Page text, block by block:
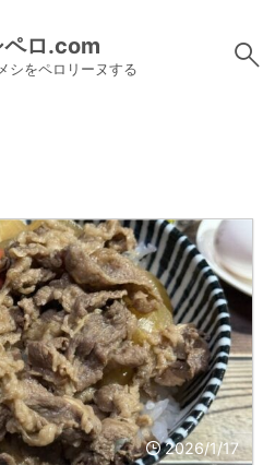
ペロ.com
シをペロリーヌする
2026/1/17